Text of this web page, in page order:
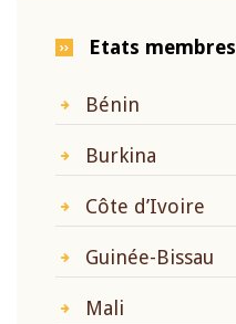
Etats membres
Bénin
Burkina
Côte d’Ivoire
Guinée-Bissau
Mali